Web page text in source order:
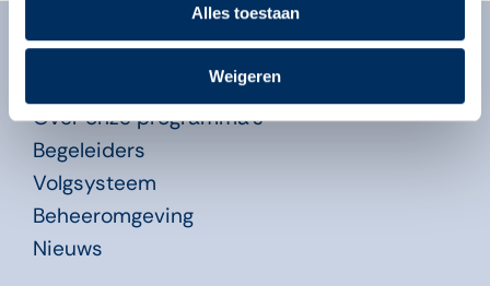
Alles toestaan
Weigeren
Algemeen
Over onze programma’s
Begeleiders
Volgsysteem
Beheeromgeving
Nieuws